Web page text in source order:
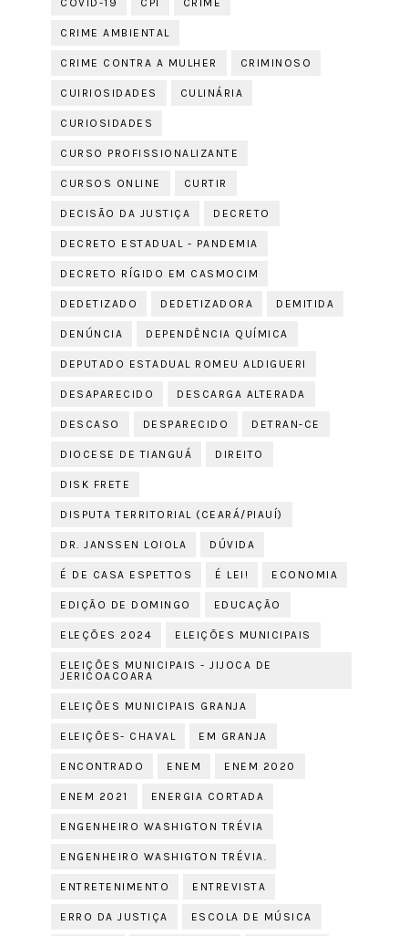
COVID-19 CPI CRIME
CRIME AMBIENTAL
CRIME CONTRA A MULHER CRIMINOSO
CUIRIOSIDADES CULINÁRIA
CURIOSIDADES
CURSO PROFISSIONALIZANTE
CURSOS ONLINE CURTIR
DECISÃO DA JUSTIÇA DECRETO
DECRETO ESTADUAL - PANDEMIA
DECRETO RÍGIDO EM CASMOCIM
DEDETIZADO DEDETIZADORA DEMITIDA
DENÚNCIA DEPENDÊNCIA QUÍMICA
DEPUTADO ESTADUAL ROMEU ALDIGUERI
DESAPARECIDO DESCARGA ALTERADA
DESCASO DESPARECIDO DETRAN-CE
DIOCESE DE TIANGUÁ DIREITO
DISK FRETE
DISPUTA TERRITORIAL (CEARÁ/PIAUÍ)
DR. JANSSEN LOIOLA DÚVIDA
É DE CASA ESPETTOS É LEI! ECONOMIA
EDIÇÃO DE DOMINGO EDUCAÇÃO
ELEÇÕES 2024 ELEIÇÕES MUNICIPAIS
ELEIÇÕES MUNICIPAIS - JIJOCA DE
JERICOACOARA
ELEIÇÕES MUNICIPAIS GRANJA
ELEIÇÕES- CHAVAL EM GRANJA
ENCONTRADO ENEM ENEM 2020
ENEM 2021 ENERGIA CORTADA
ENGENHEIRO WASHIGTON TRÉVIA
ENGENHEIRO WASHIGTON TRÉVIA.
ENTRETENIMENTO ENTREVISTA
ERRO DA JUSTIÇA ESCOLA DE MÚSICA